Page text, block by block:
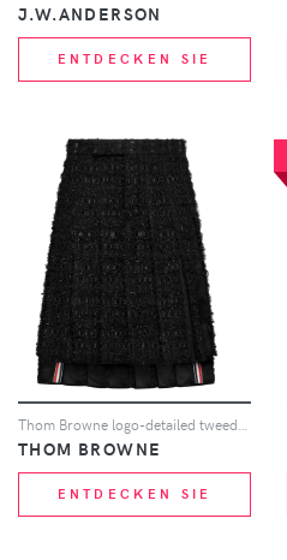
J.W.ANDERSON
ENTDECKEN SIE
THOM BROWNE
ENTDECKEN SIE